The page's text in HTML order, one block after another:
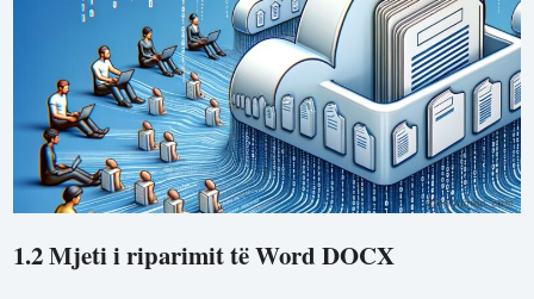
1.2 Mjeti i riparimit të Word DOCX